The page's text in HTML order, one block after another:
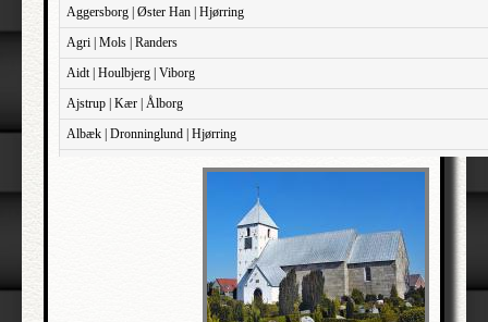
Aggersborg | Øster Han | Hjørring
Agri | Mols | Randers
Aidt | Houlbjerg | Viborg
Ajstrup | Kær | Ålborg
Albæk | Dronninglund | Hjørring
Albæk | Støvring | Randers
Aldersro | Sokkelund | København
Allehelgen | Sokkelund | København
Aller | Sønder Tyrstrup | Haderslev